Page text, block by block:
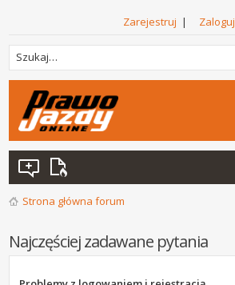
Zarejestruj | Zaloguj
Strona główna forum
Najczęściej zadawane pytania